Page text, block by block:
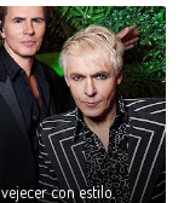
con estilo.